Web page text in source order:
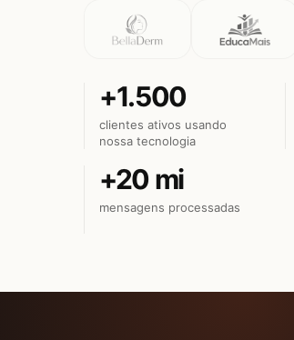
+1.500
clientes ativos usando
nossa tecnologia
+20 mi
mensagens processadas